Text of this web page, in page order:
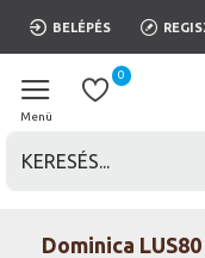
BELÉPÉS
0
Dominica